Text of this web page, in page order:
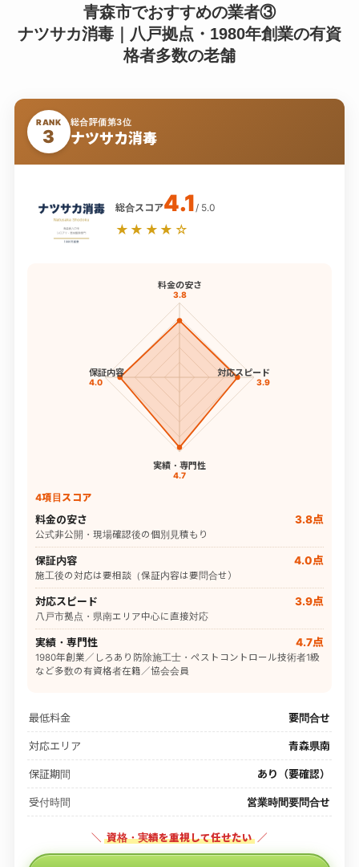
青森市でおすすめの業者③
ナツサカ消毒｜八戸拠点・1980年創業の有資
格者多数の老舗
RANK
3
総合評価第3位
ナツサカ消毒
総合スコア4.1 / 5.0
★★★★☆
料金の安さ
3.8
対応スピード
3.9
実績・専門性
4.7
保証内容
4.0
4項目スコア
料金の安さ 3.8点
公式非公開・現場確認後の個別見積もり
保証内容 4.0点
施工後の対応は要相談（保証内容は要問合せ）
対応スピード 3.9点
八戸市拠点・県南エリア中心に直接対応
実績・専門性 4.7点
1980年創業／しろあり防除施工士・ペストコントロール技術者1級
など多数の有資格者在籍／協会会員
最低料金 要問合せ
対応エリア 青森県南
保証期間 あり（要確認）
受付時間 営業時間要問合せ
＼ 資格・実績を重視して任せたい ／